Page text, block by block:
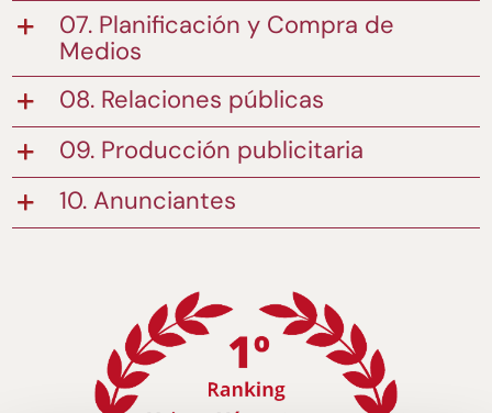
07. Planificación y Compra de
Medios
08. Relaciones públicas
09. Producción publicitaria
10. Anunciantes